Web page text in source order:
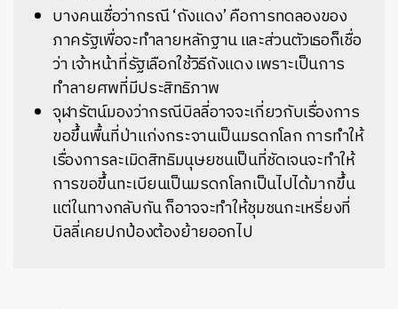
บางคนเชื่อว่ากรณี ‘ถังแดง’ คือการทดลองของ
ภาครัฐเพื่อจะทำลายหลักฐาน และส่วนตัวเธอก็เชื่อ
ว่า เจ้าหน้าที่รัฐเลือกใช้วิธีถังแดง เพราะเป็นการ
ทำลายศพที่มีประสิทธิภาพ
จุฬารัตน์มองว่ากรณีบิลลี่อาจจะเกี่ยวกับเรื่องการ
ขอขึ้นพื้นที่ป่าแก่งกระจานเป็นมรดกโลก การทำให้
เรื่องการละเมิดสิทธิมนุษยชนเป็นที่ชัดเจนจะทำให้
การขอขึ้นทะเบียนเป็นมรดกโลกเป็นไปได้มากขึ้น
แต่ในทางกลับกัน ก็อาจจะทำให้ชุมชนกะเหรี่ยงที่
บิลลี่เคยปกป้องต้องย้ายออกไป